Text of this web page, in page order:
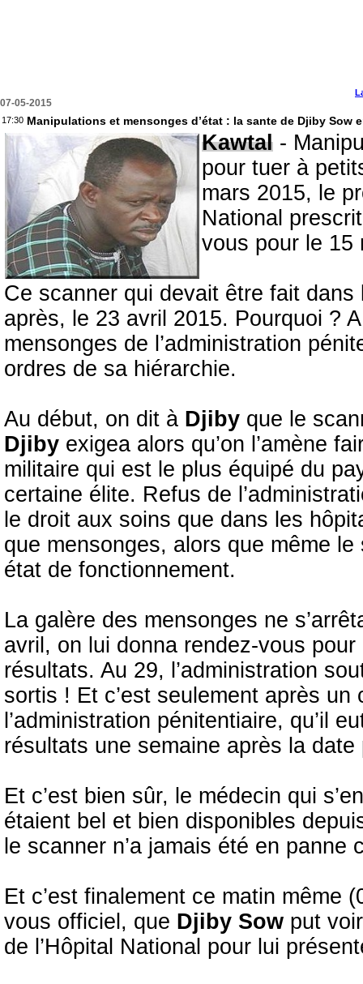
07-05-2015
17:30 Manipulations et mensonges d’état : la sante de Djiby Sow
Kawtal -
pour tuer à
mars 2015, le
National
vous pour le 15
Ce scanner qui devait être fait dans
après, le 23 avril 2015. Pourquoi ?
mensonges de l’administration
ordres de sa hiérarchie.
Au début, on dit à Djiby que le
Djiby exigea alors qu’on l’amène
militaire qui est le plus équipé du
certaine élite. Refus de
le droit aux soins que dans les
que mensonges, alors que même
état de fonctionnement.
La galère des mensonges ne
avril, on lui donna rendez-vous
résultats. Au 29, l’administration
sortis ! Et c’est seulement après
l’administration pénitentiaire, qu’il
résultats une semaine après la date
Et c’est bien sûr, le médecin qui
étaient bel et bien disponibles
le scanner n’a jamais été en panne
Et c’est finalement ce matin même
vous officiel, que Djiby Sow put
de l’Hôpital National pour lui